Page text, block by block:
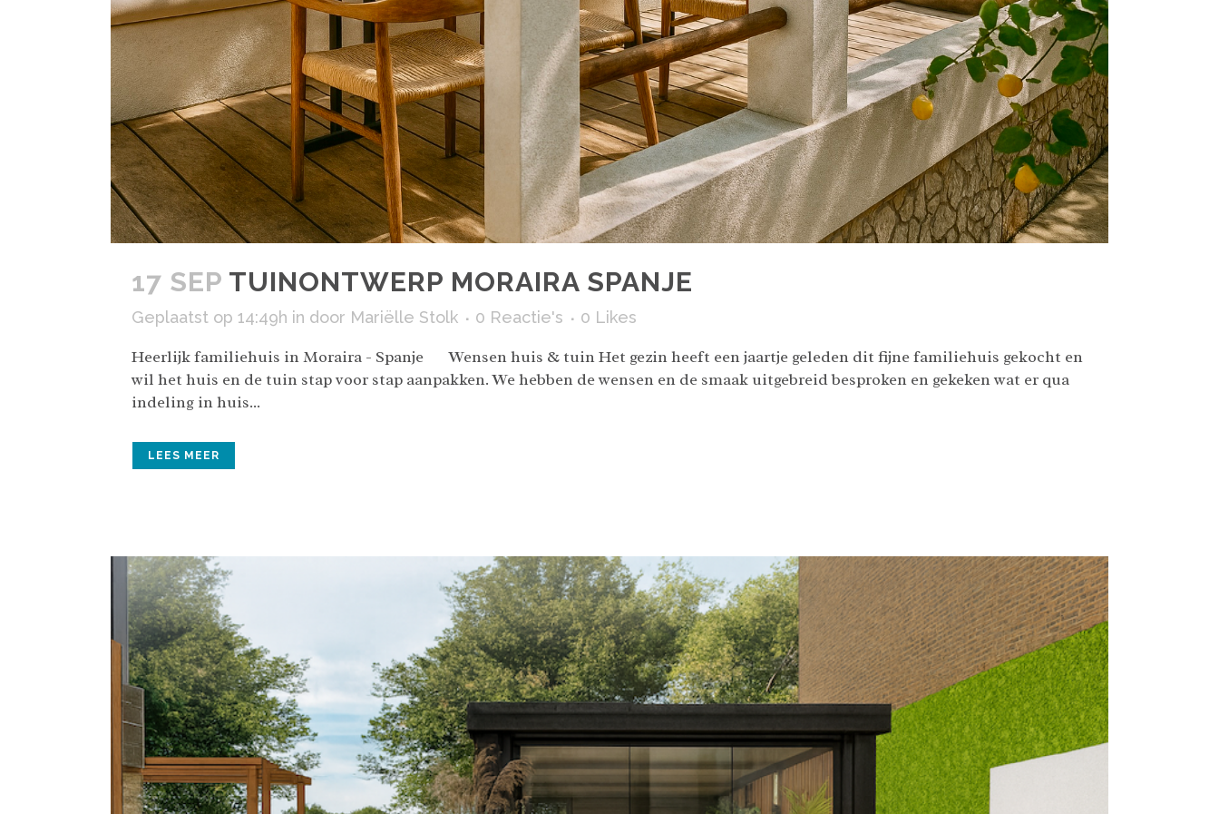
17 SEP TUINONTWERP MORAIRA SPANJE
Geplaatst op 14:49h in door Mariëlle Stolk 0 Reactie's 0 Likes
Heerlijk familiehuis in Moraira - Spanje Wensen huis & tuin Het gezin heeft een jaartje geleden dit fijne familiehuis gekocht en
wil het huis en de tuin stap voor stap aanpakken. We hebben de wensen en de smaak uitgebreid besproken en gekeken wat er qua
indeling in huis...
LEES MEER